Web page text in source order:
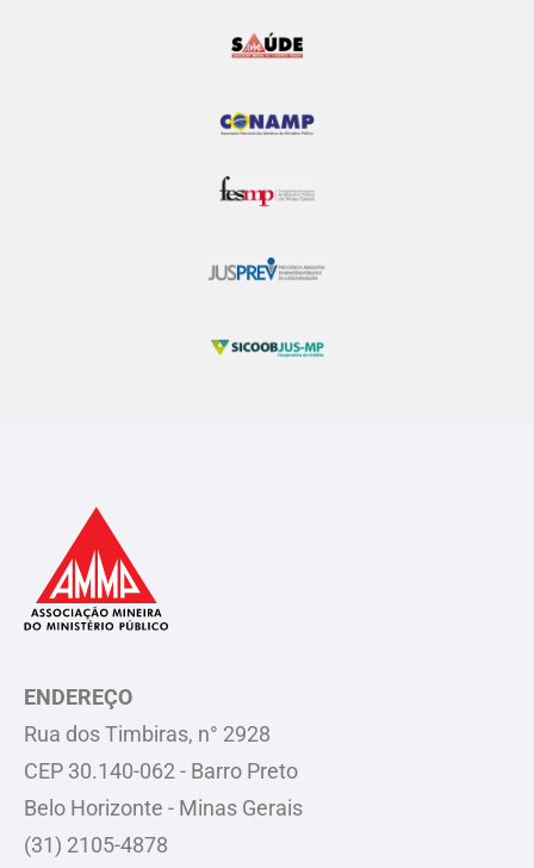
ENDEREÇO
Rua dos Timbiras, n° 2928
CEP 30.140-062 - Barro Preto
Belo Horizonte - Minas Gerais
(31) 2105-4878